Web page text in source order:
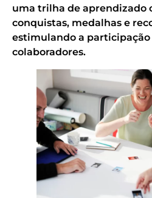
uma trilha de aprendizado
conquistas, medalhas e
estimulando a
colaboradores.